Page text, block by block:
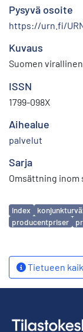
Pysyvä osoite
https://urn.fi/
Kuvaus
Suomen
ISSN
1799-098X
Aihealue
palvelut
Sarja
Omsättning
Avainsanat
index
producentpriser
Tietueen